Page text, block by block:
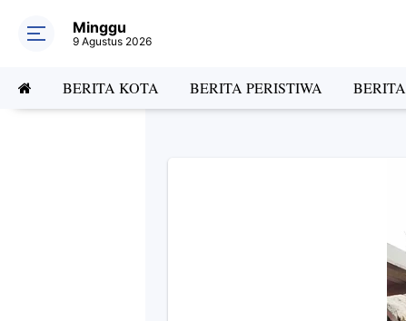
Minggu
9 Agustus 2026
BERITA KOTA BERITA PERISTIWA